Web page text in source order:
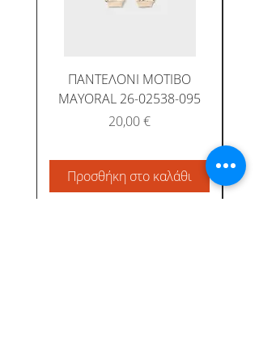
ΠΑΝΤΕΛΟΝΙ ΜΟΤΙΒΟ
MAYORAL 26-02538-095
Τιμή
20,00 €
Προσθήκη στο καλάθι